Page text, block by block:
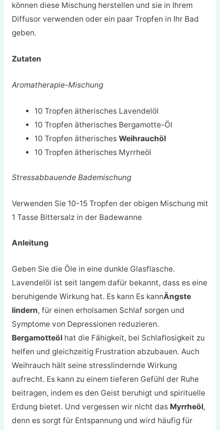
können diese Mischung herstellen und sie in Ihrem
Diffusor verwenden oder ein paar Tropfen in Ihr Bad
geben.
Zutaten
Aromatherapie-Mischung
10 Tropfen ätherisches Lavendelöl
10 Tropfen ätherisches Bergamotte-Öl
10 Tropfen ätherischesWeihrauchöl
10 Tropfen ätherisches Myrrheöl
Stressabbauende Bademischung
Verwenden Sie 10-15 Tropfen der obigen Mischung mit
1 Tasse Bittersalz in der Badewanne
Anleitung
Geben Sie die Öle in eine dunkle Glasflasche.
Lavendelöl ist seit langem dafür bekannt, dass es eine
beruhigende Wirkung hat. Es kann Es kannÄngste
lindern, für einen erholsamen Schlaf sorgen und
Symptome von Depressionen reduzieren.
Bergamotteölhat die Fähigkeit, bei Schlaflosigkeit zu
helfen und gleichzeitig Frustration abzubauen. Auch
Weihrauch hält seine stresslindernde Wirkung
aufrecht. Es kann zu einem tieferen Gefühl der Ruhe
beitragen, indem es den Geist beruhigt und spirituelle
Erdung bietet. Und vergessen wir nicht das Myrrheöl,
denn es sorgt für Entspannung und wird häufig für